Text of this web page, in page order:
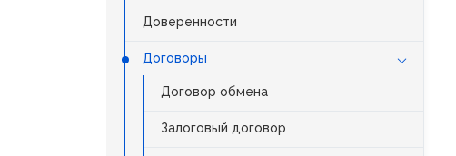
Доверенности
Договоры
Договор обмена
Залоговый договор